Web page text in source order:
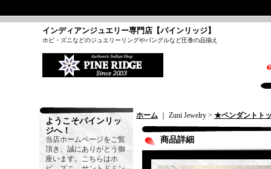
インディアンジュエリー専門店【パインリッジ】
ホピ・ズニなどのジュエリーリングやバングルなど圧巻の品揃え
ようこそパインリッ
ジへ！
当店ホームページをご覧
頂き、誠にありがとう御
座います。こちらはホ
ホーム ｜ Zuni Jewelry > ★ペンダントト
商品詳細